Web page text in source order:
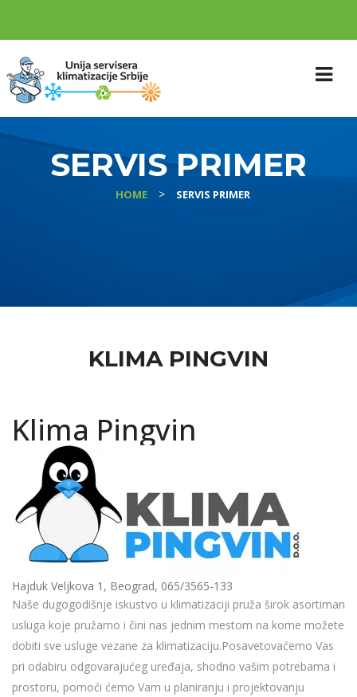
SERVIS PRIMER
HOME > SERVIS PRIMER
KLIMA PINGVIN
Klima Pingvin
Hajduk Veljkova 1, Beograd, 065/3565-133
Naše dugogodišnje iskustvo u klimatizaciji pruža širok asortiman
usluga koje pružamo i čini nas jednim mestom na kome možete
dobiti sve usluge vezane za klimatizaciju.Posavetovaćemo Vas
pri odabiru odgovarajućeg uređaja, shodno vašim potrebama i
prostoru, pomoći ćemo Vam u planiranju i projektovanju